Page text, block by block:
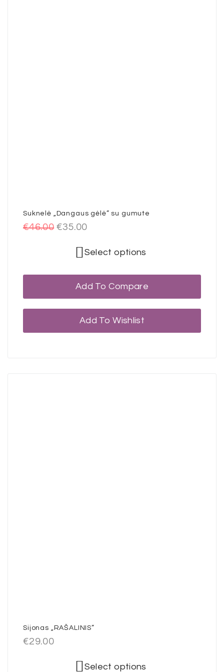
Suknelė „Dangaus gėlė” su gumute
€46.00 €35.00
Select options
Add To Compare
Add To Wishlist
Sijonas „RAŠALINIS”
€29.00
Select options